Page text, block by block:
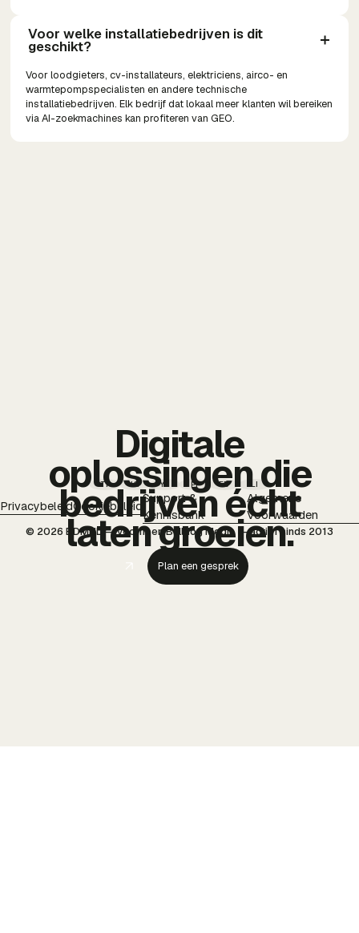
Voor welke installatiebedrijven is dit
geschikt?
Voor loodgieters, cv-installateurs, elektriciens, airco- en
warmtepompspecialisten en andere technische
installatiebedrijven. Elk bedrijf dat lokaal meer klanten wil bereiken
via AI-zoekmachines kan profiteren van GEO.
TT IG YT PI FB LI
PrivacybeleidCookiebeleid
Support &
Kennisbank
Algemene
Voorwaarden
© 2026 BDMNL — voorheen Bulldog Media — actief sinds 2013
Digitale
oplossingen die
bedrijven écht
laten groeien.
Plan een gesprek